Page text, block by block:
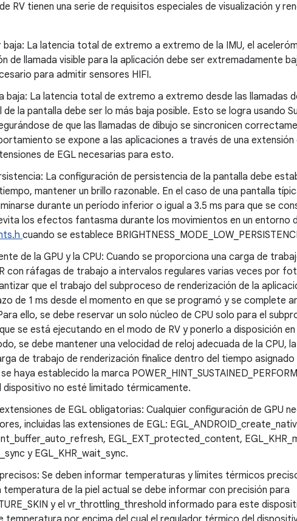
RV tienen una serie de requisitos especiales de visualización y
baja: La latencia total de extremo a extremo de la IMU, el
de llamada visible para la aplicación debe ser extremadamente
para admitir sensores HIFI.
baja: La latencia total de extremo a extremo desde las llamadas
la pantalla debe ser lo más baja posible. Esto se logra usando
de que las llamadas de dibujo se sincronicen
se expone a las aplicaciones a través de una extensión
de EGL necesarias para esto.
La configuración de persistencia de la pantalla debe
mantener un brillo razonable. En el caso de una pantalla
durante un período inferior o igual a 3.5 ms para que se
los efectos fantasma durante los movimientos en un entorno
cuando se establece
de la GPU y la CPU: Cuando se proporciona una carga de
con ráfagas de trabajo a intervalos regulares varias veces por
que el trabajo del subproceso de renderización de la
de 1 ms desde el momento en que se programó y se complete
ello, se debe reservar un solo núcleo de CPU solo para el
se está ejecutando en el modo de RV y ponerlo a disposición
se debe mantener una velocidad de reloj adecuada de la CPU,
de trabajo de renderización finalice dentro del tiempo
haya establecido la marca
dispositivo no esté limitado térmicamente.
de EGL obligatorias: Cualquier configuración de GPU
incluidas las extensiones de EGL:
EGL_EXT_protected_content,
y EGL_KHR_wait_sync.
Se deben informar temperaturas y límites térmicos
temperatura de la piel actual se debe informar con precisión para
y el vr_throttling_threshold informado para este